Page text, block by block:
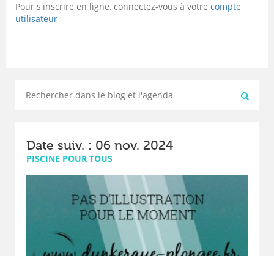
Pour s'inscrire en ligne, connectez-vous à votre compte
utilisateur
Date suiv. : 06 nov. 2024
PISCINE POUR TOUS